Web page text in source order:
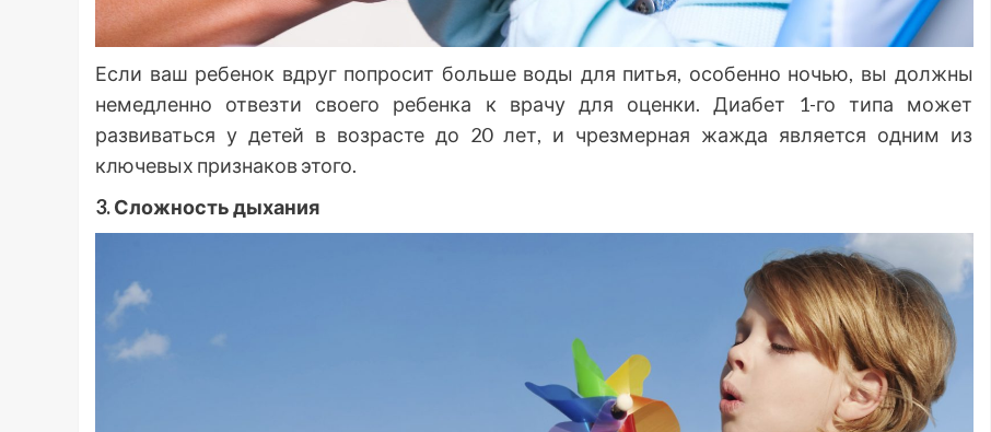
Если ваш ребенок вдруг попросит больше воды для питья, особенно ночью, вы должны
немедленно отвезти своего ребенка к врачу для оценки. Диабет 1-го типа может
развиваться у детей в возрасте до 20 лет, и чрезмерная жажда является одним из
ключевых признаков этого.
3. Сложность дыхания